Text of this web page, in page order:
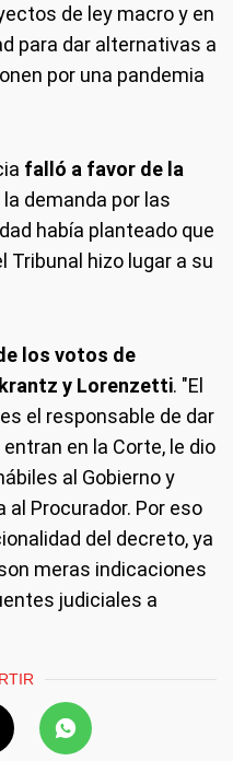
de ley macro y en
para dar alternativas a
por una pandemia
falló a favor de la
la demanda por las
había planteado que
Tribunal hizo lugar a su
los votos de
y Lorenzetti. "El
el responsable de dar
en la Corte, le dio
al Gobierno y
al Procurador. Por eso
del decreto, ya
meras indicaciones
judiciales a